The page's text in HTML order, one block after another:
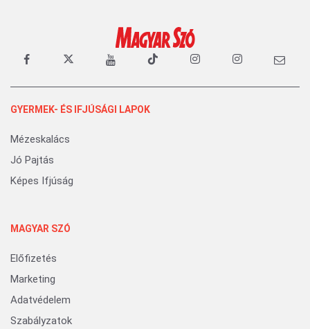
GYERMEK- ÉS IFJÚSÁGI LAPOK
Mézeskalács
Jó Pajtás
Képes Ifjúság
MAGYAR SZÓ
Előfizetés
Marketing
Adatvédelem
Szabályzatok